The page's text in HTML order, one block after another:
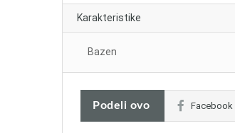
Karakteristike
Bazen
Podeli ovo Facebook